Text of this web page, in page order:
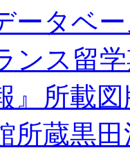
ータベ
ンス留
』所載
所蔵黒